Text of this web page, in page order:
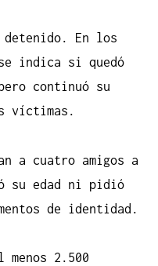
En los
indica si quedó
continuó su
víctimas.
a cuatro amigos a
su edad ni pidió
de identidad.
2.500